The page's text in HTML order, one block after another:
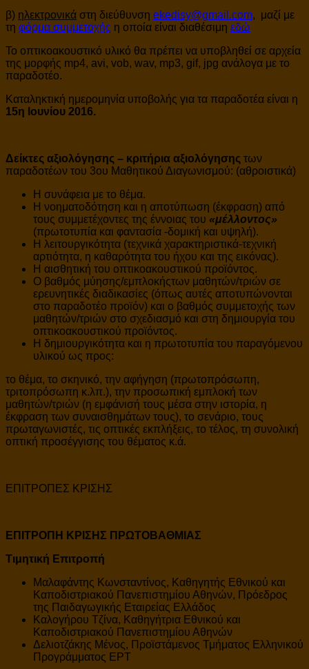
β) ηλεκτρονικά στη διεύθυνση ekedisy@gmail.com, μαζί με
τη φόρμα συμμετοχής η οποία είναι διαθέσιμη εδώ
Το οπτικοακουστικό υλικό θα πρέπει να υποβληθεί σε αρχεία
της μορφής mp4, avi, vob, wav, mp3, gif, jpg ανάλογα με το
παραδοτέο.
Καταληκτική ημερομηνία υποβολής για τα παραδοτέα είναι η
15η Ιουνίου 2016.
Δείκτες αξιολόγησης – κριτήρια αξιολόγησης των
παραδοτέων του 3ου Μαθητικού Διαγωνισμού: (αθροιστικά)
Η συνάφεια με το θέμα.
Η νοηματοδότηση και η αποτύπωση (έκφραση) από
τους συμμετέχοντες της έννοιας του «μέλλοντος»
(πρωτοτυπία και φαντασία -δομική και υψηλή).
Η λειτουργικότητα (τεχνικά χαρακτηριστικά-τεχνική
αρτιότητα, η καθαρότητα του ήχου και της εικόνας).
Η αισθητική του οπτικοακουστικού προϊόντος.
Ο βαθμός μύησης/εμπλοκήςτων μαθητών/τριών σε
ερευνητικές διαδικασίες (όπως αυτές αποτυπώνονται
στο παραδοτέο προϊόν) και ο βαθμός συμμετοχής των
μαθητών/τριών στο σχεδιασμό και στη δημιουργία του
οπτικοακουστικού προϊόντος.
Η δημιουργικότητα και η πρωτοτυπία του παραγόμενου
υλικού ως προς:
το θέμα, το σκηνικό, την αφήγηση (πρωτοπρόσωπη,
τριτοπρόσωπη κ.λπ.), την προσωπική εμπλοκή των
μαθητών/τριών (η εμφάνισή τους μέσα στην ιστορία, η
έκφραση των συναισθημάτων τους), το σενάριο, τους
πρωταγωνιστές, τις οπτικές εκπλήξεις, το τέλος, τη συνολική
οπτική προσέγγισης του θέματος κ.ά.
ΕΠΙΤΡΟΠΕΣ ΚΡΙΣΗΣ
ΕΠΙΤΡΟΠΗ ΚΡΙΣΗΣ ΠΡΩΤΟΒΑΘΜΙΑΣ
Τιμητική Επιτροπή
Μαλαφάντης Κωνσταντίνος, Καθηγητής Εθνικού και
Καποδιστριακού Πανεπιστημίου Αθηνών, Πρόεδρος
της Παιδαγωγικής Εταιρείας Ελλάδος
Καλογήρου Τζίνα, Καθηγήτρια Εθνικού και
Καποδιστριακού Πανεπιστημίου Αθηνών
Δελιοτζάκης Μένος, Προϊστάμενος Τμήματος Ελληνικού
Προγράμματος ΕΡΤ